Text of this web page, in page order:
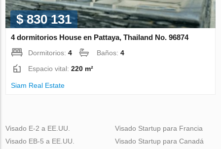
$ 830 131
4 dormitorios House en Pattaya, Thailand No. 96874
Dormitorios:4 Baños:4
Espacio vital:220 m²
Siam Real Estate
Visado E-2 a EE.UU.
Visado EB-5 a EE.UU.
Visado Startup para Francia
Visado Startup para Canadá